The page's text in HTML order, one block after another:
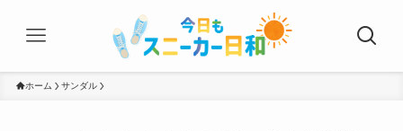
ホーム サンダル